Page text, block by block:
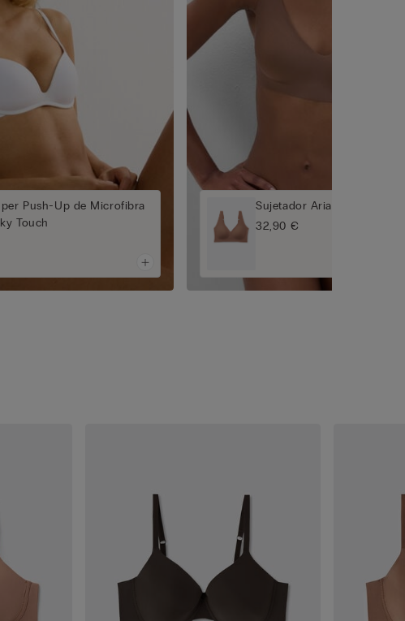
Push-Up de Microfibra
Touch
Sujetador Aria de
32,90 €